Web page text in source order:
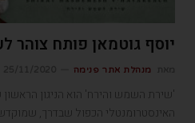
יוסף גוטמאן פותח צוהר
מנהלת אתר פנימה
'שירת השמש והירח' הוא הניגון
האינסטרומנטלי הכפול שבדרך,